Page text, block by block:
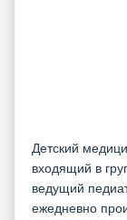
Детский
входящий в
ведущий
ежедневно